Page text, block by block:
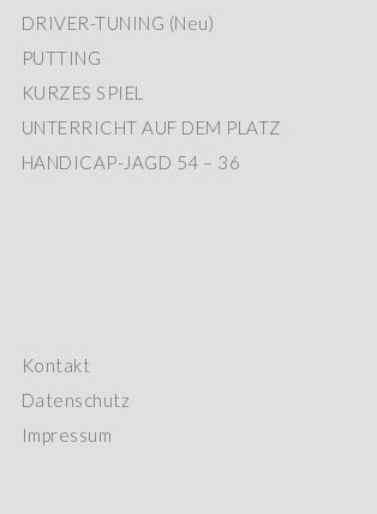
DRIVER-TUNING (Neu)
PUTTING
KURZES SPIEL
UNTERRICHT AUF DEM PLATZ
HANDICAP-JAGD 54 – 36
Kontakt
Datenschutz
Impressum